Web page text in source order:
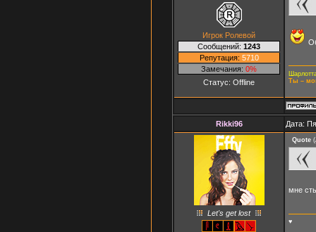
Игрок Ролевой
Сообщений: 1243
Репутация: 5710
Замечания: 0%
Статус: Offline
Ты –
Rikki96 Дата:
Let's get lost
Quote (
мне
♥